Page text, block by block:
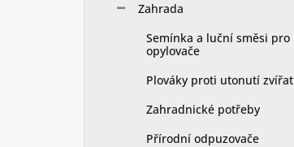
Zahrada
Semínka a luční směsi pro
opylovače
Plováky proti utonutí zvířat
Zahradnické potřeby
Přírodní odpuzovače